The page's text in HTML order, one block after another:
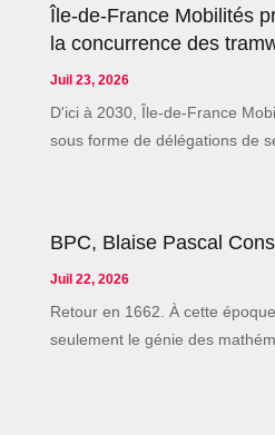
Île-de-France Mobilités
la concurrence des
Juil 23, 2026
D'ici à 2030, Île-de-France
sous forme de délégations de
BPC, Blaise Pascal
Juil 22, 2026
Retour en 1662. À cette
seulement le génie des